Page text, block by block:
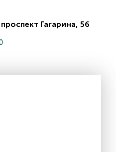
Гагарина, 56